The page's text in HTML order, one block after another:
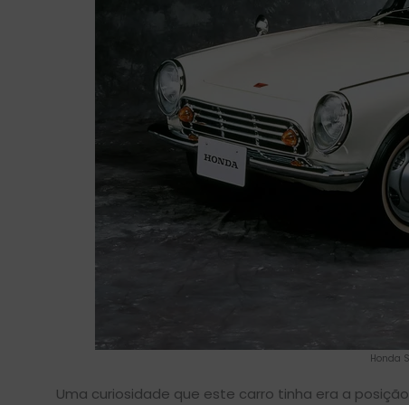
Honda
Uma curiosidade que este carro tinha era a